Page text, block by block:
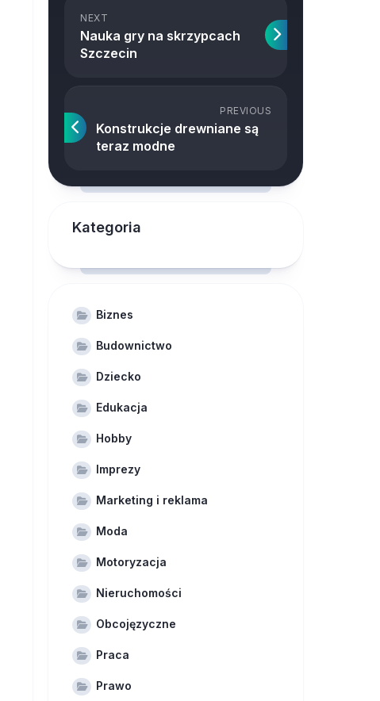
NEXT
Nauka gry na skrzypcach
Szczecin
PREVIOUS
Konstrukcje drewniane są
teraz modne
Kategoria
Biznes
Budownictwo
Dziecko
Edukacja
Hobby
Imprezy
Marketing i reklama
Moda
Motoryzacja
Nieruchomości
Obcojęzyczne
Praca
Prawo